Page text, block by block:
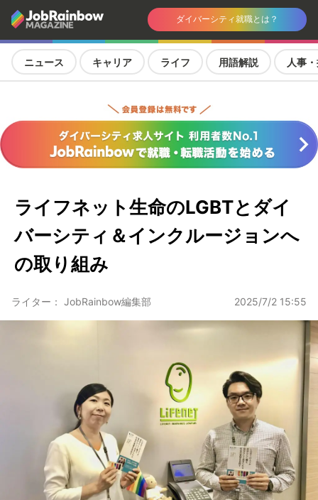
ダイバーシティ就職とは？
ニュース キャリア ライフ 用語解説 人事
ライフネット生命のLGBTとダイ
バーシティ＆インクルージョンへ
の取り組み
ライター： JobRainbow編集部 2025/7/2 15:55